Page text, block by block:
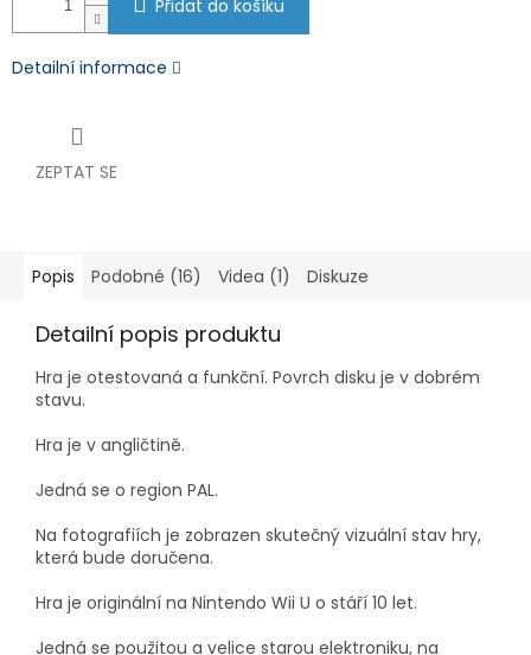
Přidat do košíku
Detailní informace
ZEPTAT SE
Popis Podobné (16) Videa (1) Diskuze
Detailní popis produktu
Hra je otestovaná a funkční. Povrch disku je v dobrém
stavu.
Hra je v angličtině.
Jedná se o region PAL.
Na fotografiích je zobrazen skutečný vizuální stav hry,
která bude doručena.
Hra je originální na Nintendo Wii U o stáří 10 let.
Jedná se použitou a velice starou elektroniku, na